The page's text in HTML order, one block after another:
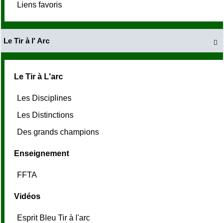
Liens favoris

Le Tir à l' Arc
Le Tir à L'arc
Les Disciplines
Les Distinctions
Des grands champions
Enseignement
FFTA
Vidéos
Esprit Bleu Tir à l'arc